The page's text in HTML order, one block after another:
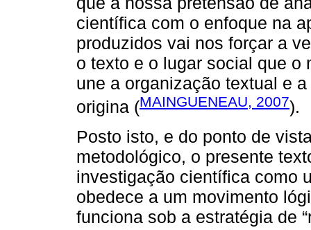
científica com o enfoque na
produzidos vai nos forçar a
o texto e o lugar social que o
une a organização textual e
origina (MAINGUENEAU, 2007).
Posto isto, e do ponto de
metodológico, o presente
investigação científica como
obedece a um movimento
funciona sob a estratégia de